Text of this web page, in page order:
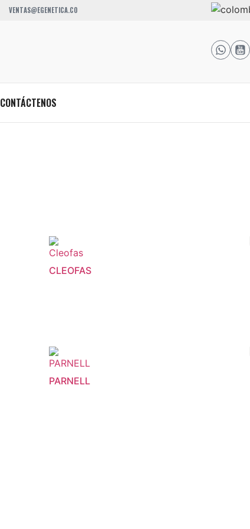
VENTAS@EGENETICA.CO
CONTÁCTENOS
CLEOFAS
PARNELL